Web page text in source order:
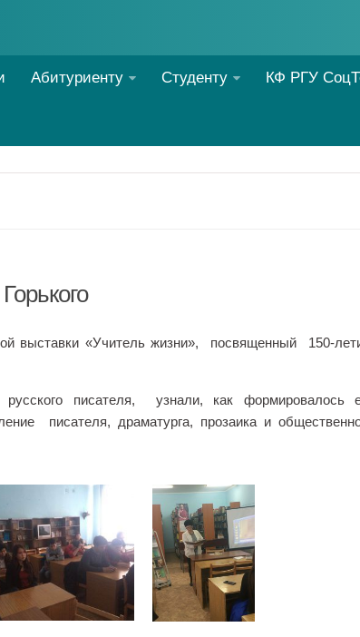
Абитуриенту Студенту КФ РГУ
выставки «Учитель жизни», посвященный 150-
писателя, узнали, как формировалось
писателя, драматурга, прозаика и